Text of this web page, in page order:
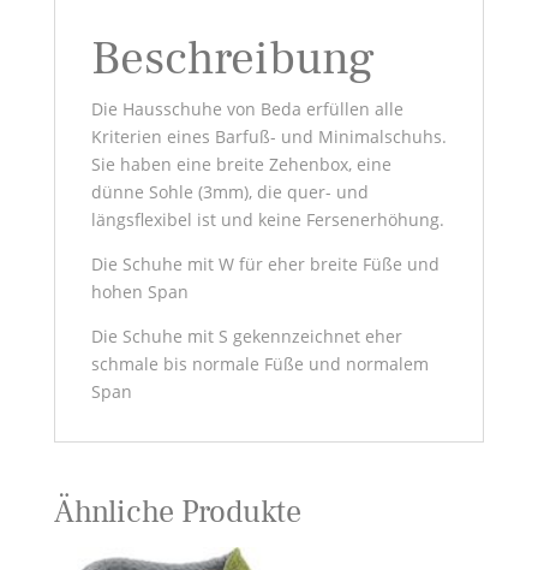
Beschreibung
Die Hausschuhe von Beda erfüllen alle
Kriterien eines Barfuß- und Minimalschuhs.
Sie haben eine breite Zehenbox, eine
dünne Sohle (3mm), die quer- und
längsflexibel ist und keine Fersenerhöhung.
Die Schuhe mit W für eher breite Füße und
hohen Span
Die Schuhe mit S gekennzeichnet eher
schmale bis normale Füße und normalem
Span
Ähnliche Produkte